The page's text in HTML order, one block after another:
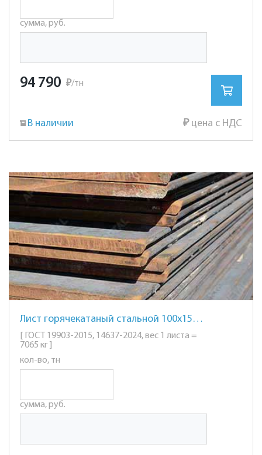
сумма, руб.
94 790 ₽/тн
В наличии ₽цена с НДС
Лист горячекатаный стальной 100х1500х6000мм. ст. 20
[ ГОСТ 19903-2015, 14637-2024, вес 1 листа =
7065 кг ]
кол-во, тн
сумма, руб.